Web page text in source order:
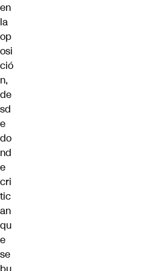
en
la
op
osi
ció
n,
de
sd
e
do
nd
e
cri
tic
an
qu
e
se